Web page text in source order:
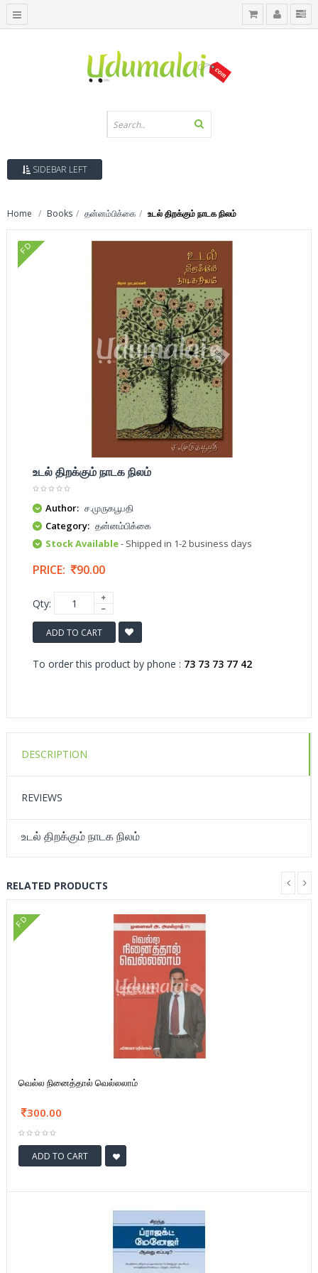
SIDEBAR LEFT
Home Books தன்னம்பிக்கை உடல் திறக்கும் நாடக நிலம்
FD
உடல் திறக்கும் நாடக நிலம்
Author: ச.முருகபூபதி
Category: தன்னம்பிக்கை
Stock Available- Shipped in 1-2 business days
PRICE: 90.00
Qty:
ADD TO CART
To order this product by phone : 73 73 73 77 42
DESCRIPTION
REVIEWS
உடல் திறக்கும் நாடக நிலம்
RELATED PRODUCTS
FD
வெல்ல நினைத்தால் வெல்லலாம்
300.00
ADD TO CART